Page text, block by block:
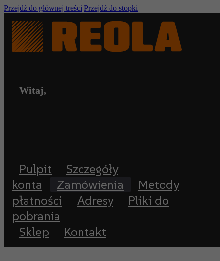
Przejdź do głównej treści Przejdź do stopki
Witaj,
Pulpit
Szczegóły
konta
Zamówienia
Metody
płatności
Adresy
Pliki do
pobrania
Sklep
Kontakt